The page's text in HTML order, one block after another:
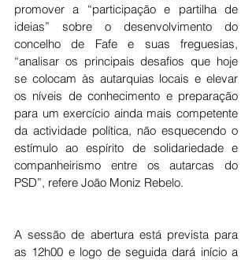
promover a “participação e partilha de
ideias” sobre o desenvolvimento do
concelho de Fafe e suas freguesias,
“analisar os principais desafios que hoje
se colocam às autarquias locais e elevar
os níveis de conhecimento e preparação
para um exercício ainda mais competente
da actividade política, não esquecendo o
estímulo ao espírito de solidariedade e
companheirismo entre os autarcas do
PSD”, refere João Moniz Rebelo.
A sessão de abertura está prevista para
as 12h00 e logo de seguida dará início a